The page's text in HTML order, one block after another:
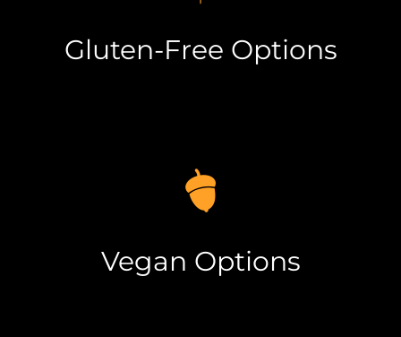
Gluten-Free Options
Vegan Options